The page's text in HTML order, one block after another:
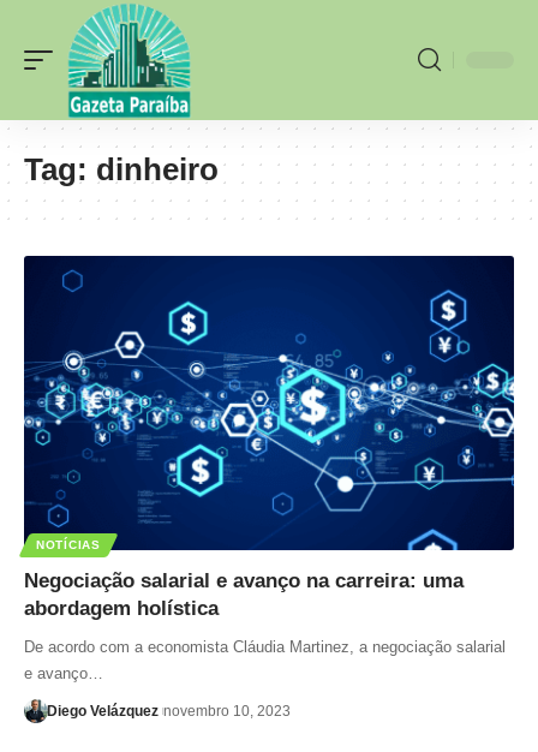
Tag: dinheiro
NOTÍCIAS
Negociação salarial e avanço na carreira: uma
abordagem holística
De acordo com a economista Cláudia Martinez, a negociação salarial
e avanço…
Diego Velázquez novembro 10, 2023